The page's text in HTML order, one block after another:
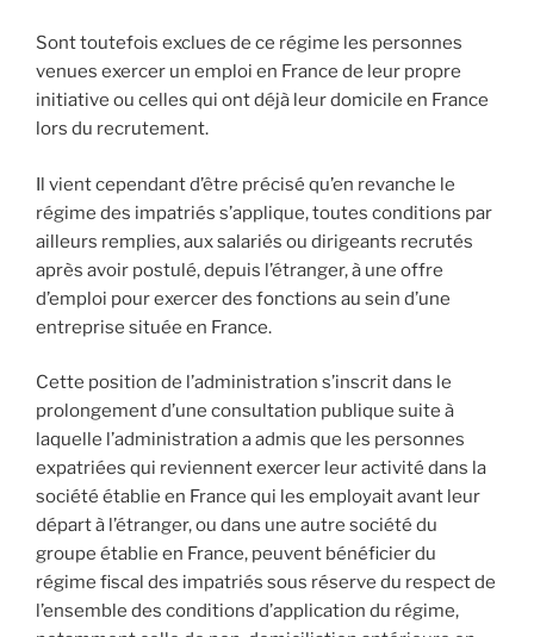
Sont toutefois exclues de ce régime les personnes
venues exercer un emploi en France de leur propre
initiative ou celles qui ont déjà leur domicile en France
lors du recrutement.
Il vient cependant d’être précisé qu’en revanche le
régime des impatriés s’applique, toutes conditions par
ailleurs remplies, aux salariés ou dirigeants recrutés
après avoir postulé, depuis l’étranger, à une offre
d’emploi pour exercer des fonctions au sein d’une
entreprise située en France.
Cette position de l’administration s’inscrit dans le
prolongement d’une consultation publique suite à
laquelle l’administration a admis que les personnes
expatriées qui reviennent exercer leur activité dans la
société établie en France qui les employait avant leur
départ à l’étranger, ou dans une autre société du
groupe établie en France, peuvent bénéficier du
régime fiscal des impatriés sous réserve du respect de
l’ensemble des conditions d’application du régime,